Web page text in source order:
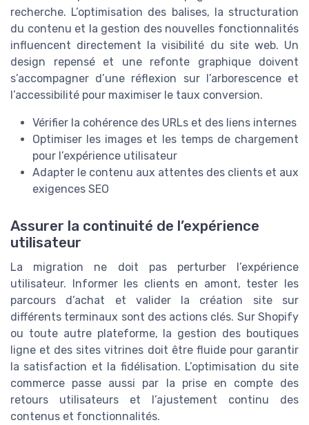
recherche. L’optimisation des balises, la structuration
du contenu et la gestion des nouvelles fonctionnalités
influencent directement la visibilité du site web. Un
design repensé et une refonte graphique doivent
s’accompagner d’une réflexion sur l’arborescence et
l’accessibilité pour maximiser le taux conversion.
Vérifier la cohérence des URLs et des liens internes
Optimiser les images et les temps de chargement
pour l’expérience utilisateur
Adapter le contenu aux attentes des clients et aux
exigences SEO
Assurer la continuité de l’expérience
utilisateur
La migration ne doit pas perturber l’expérience
utilisateur. Informer les clients en amont, tester les
parcours d’achat et valider la création site sur
différents terminaux sont des actions clés. Sur Shopify
ou toute autre plateforme, la gestion des boutiques
ligne et des sites vitrines doit être fluide pour garantir
la satisfaction et la fidélisation. L’optimisation du site
commerce passe aussi par la prise en compte des
retours utilisateurs et l’ajustement continu des
contenus et fonctionnalités.